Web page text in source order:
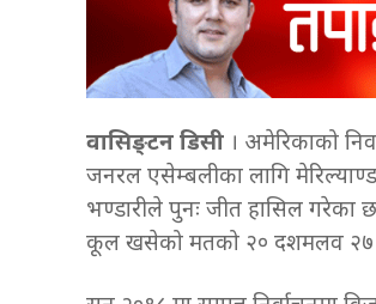
वासिङ्टन डिसी । अमेरिकाको
जनरल एसेम्बलीका लागि मेरिल्याण्ड
भण्डारीले पुनः जीत हासिल गरेका
कूल खसेको मतको २० दशमलव २७